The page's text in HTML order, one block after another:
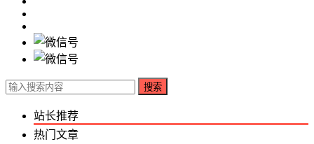
搜索
站长推荐
热门文章